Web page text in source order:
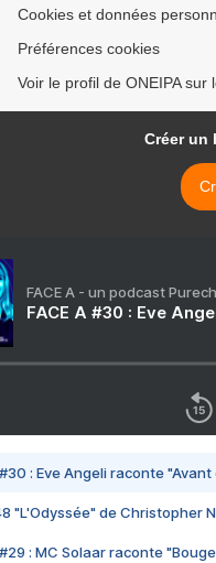
Cookies et données
Préférences cookies
Voir le profil de ONEIPA sur
Créer un
FACE A - un podcast
FACE A #30 : Eve
#30 : Eve Angeli raconte
"L'Odyssée" de Christopher
#29 : MC Solaar raconte